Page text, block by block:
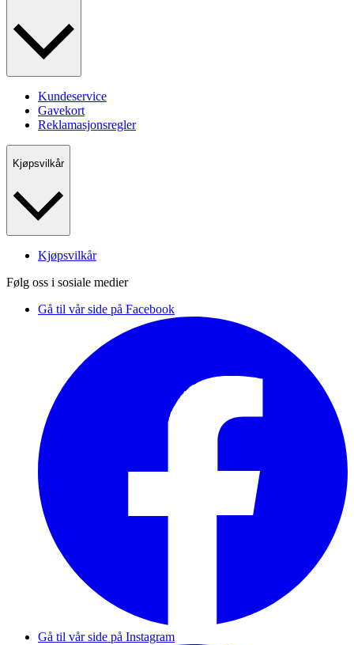
Kundeservice
Gavekort
Reklamasjonsregler
Kjøpsvilkår
Kjøpsvilkår
Følg oss i sosiale medier
Gå til vår side på Facebook
Gå til vår side på Instagram